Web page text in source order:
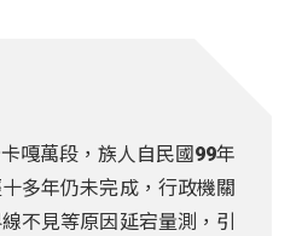
嘎萬段，族人自民國99年
多年仍未完成，行政機關
不見等原因延宕量測，引